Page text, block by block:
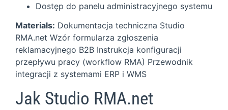
Dostęp do panelu administracyjnego systemu
Materials: Dokumentacja techniczna Studio
RMA.net Wzór formularza zgłoszenia
reklamacyjnego B2B Instrukcja konfiguracji
przepływu pracy (workflow RMA) Przewodnik
integracji z systemami ERP i WMS
Jak Studio RMA.net